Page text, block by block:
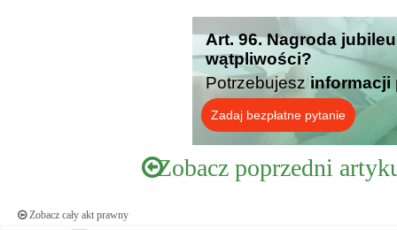
Art. 96. Nagroda
wątpliwości?
Potrzebujesz informacji
Zadaj bezpłatne pytanie
Zobacz poprzedni
Zobacz cały akt prawny